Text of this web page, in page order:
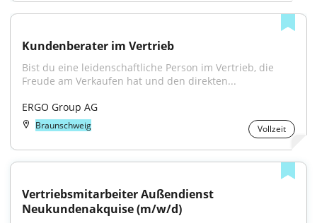
Kundenberater im Vertrieb
Bist du eine leidenschaftliche Person im Vertrieb, die
Freude am Verkaufen hat und den direkten...
ERGO Group AG
Braunschweig Vollzeit
Vertriebsmitarbeiter Außendienst
Neukundenakquise (m/w/d)